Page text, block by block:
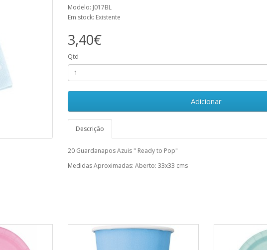
Modelo: J017BL
Em stock: Existente
3,40€
Qtd
Adicionar
Descrição
20 Guardanapos Azuis " Ready to Pop"
Medidas Aproximadas: Aberto: 33x33 cms